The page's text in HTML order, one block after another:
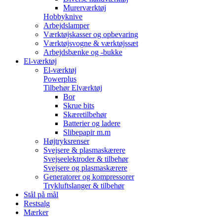
Murerværktøj
Hobbyknive
Arbejdslamper
Værktøjskasser og opbevaring
Værktøjsvogne & værktøjssæt
Arbejdsbænke og -bukke
El-værktøj
El-værktøj
Powerplus
Tilbehør Elværktøj
Bor
Skrue bits
Skæretilbehør
Batterier og ladere
Slibepapir m.m
Højtryksrenser
Svejsere & plasmaskærere
Svejseelektroder & tilbehør
Svejsere og plasmaskærere
Generatorer og kompressorer
Trykluftslanger & tilbehør
Stål på mål
Restsalg
Mærker